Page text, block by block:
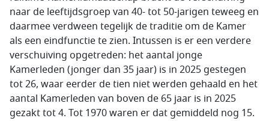
naar de leeftijdsgroep van 40- tot 50-jarigen teweeg en
daarmee verdween tegelijk de traditie om de Kamer
als een eindfunctie te zien. Intussen is er een verdere
verschuiving opgetreden: het aantal jonge
Kamerleden (jonger dan 35 jaar) is in 2025 gestegen
tot 26, waar eerder de tien niet werden gehaald en het
aantal Kamerleden van boven de 65 jaar is in 2025
gezakt tot 4. Tot 1970 waren er dat gemiddeld nog 15.